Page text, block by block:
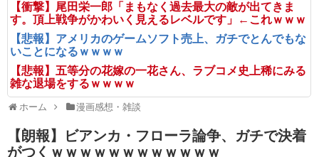
【衝撃】尾田栄一郎「まもなく過去最大の敵が出てきま
す。頂上戦争がかわいく見えるレベルです」←これｗｗｗ
【悲報】アメリカのゲームソフト売上、ガチでとんでもな
いことになるｗｗｗｗ
【悲報】五等分の花嫁の一花さん、ラブコメ史上稀にみる
雑な退場をするｗｗｗｗ
ホーム 漫画感想・雑談
【朗報】ビアンカ・フローラ論争、ガチで決着
がつくｗｗｗｗｗｗｗｗｗｗｗｗ